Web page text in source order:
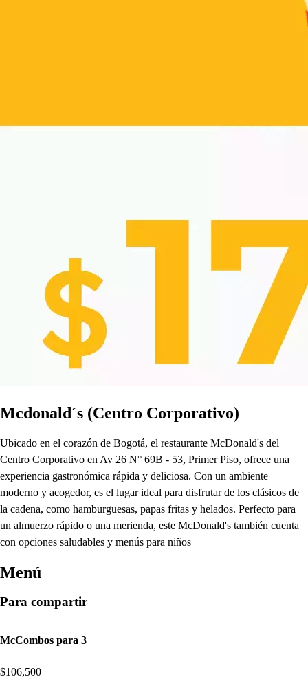
Mcdonald´s (Centro Corporativo)
Ubicado en el corazón de Bogotá, el restaurante McDonald's del
Centro Corporativo en Av 26 N° 69B - 53, Primer Piso, ofrece una
experiencia gastronómica rápida y deliciosa. Con un ambiente
moderno y acogedor, es el lugar ideal para disfrutar de los clásicos de
la cadena, como hamburguesas, papas fritas y helados. Perfecto para
un almuerzo rápido o una merienda, este McDonald's también cuenta
con opciones saludables y menús para niños
Menú
Para compartir
McCombos para 3
$106,500